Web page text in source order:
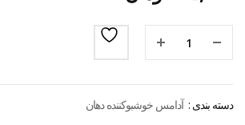
دسته بندی : آدامس خوشبوکننده دهان